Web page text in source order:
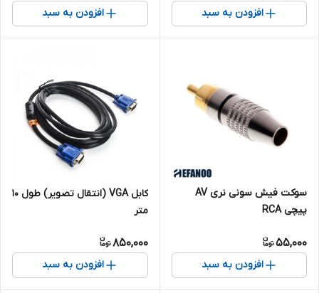
افزودن به سبد افزودن به سبد
سوکت فیش سونی نری AV
پیچی RCA
55,000
افزودن به سبد
کابل VGA (انتقال تصویر) طول 10
متر
850,000
افزودن به سبد